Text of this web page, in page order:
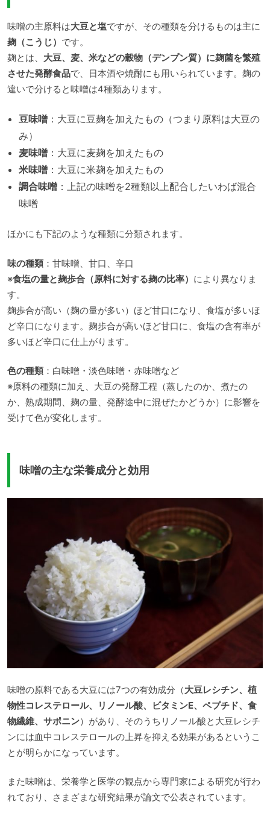
味噌の主原料は大豆と塩ですが、その種類を分けるものは主に
麹（こうじ） です。
麹とは、 大豆、麦、米などの穀物（デンプン質）に麹菌を繁殖
させた発酵食品で、日本酒や焼酎にも用いられています。麹の
違いで分けると味噌は4種類あります。
豆味噌 ：大豆に豆麹を加えたもの（つまり原料は大豆の
み）
麦味噌 ：大豆に麦麹を加えたもの
米味噌 ：大豆に米麹を加えたもの
調合味噌 ：上記の味噌を2種類以上配合したいわば混合
味噌
ほかにも下記のような種類に分類されます。
味の種類：甘味噌、甘口、辛口
※食塩の量と麹歩合（原料に対する麹の比率） により異なりま
す。
麹歩合が高い（麹の量が多い）ほど甘口になり、食塩が多いほ
ど辛口になります。麹歩合が高いほど甘口に、食塩の含有率が
多いほど辛口に仕上がります。
色の種類：白味噌・淡色味噌・赤味噌など
※原料の種類に加え、大豆の発酵工程（蒸したのか、煮たの
か、熟成期間、麹の量、発酵途中に混ぜたかどうか）に影響を
受けて色が変化します。
味噌の主な栄養成分と効用
味噌の原料である大豆には7つの有効成分（大豆レシチン、植
物性コレステロール、リノール酸、ビタミンE、ペプチド、食
物繊維、サポニン）があり、そのうちリノール酸と大豆レシチ
ンには血中コレステロールの上昇を抑える効果があるというこ
とが明らかになっています。
また味噌は、栄養学と医学の観点から専門家による研究が行わ
れており、さまざまな研究結果が論文で公表されています。